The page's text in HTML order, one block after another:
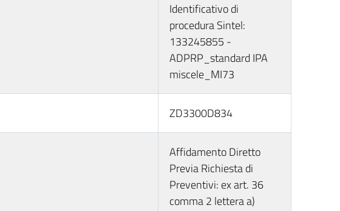
Identificativo di
procedura Sintel:
133245855 -
ADPRP_standard IPA
miscele_MI73
ZD3300D834
Affidamento Diretto
Previa Richiesta di
Preventivi: ex art. 36
comma 2 lettera a)